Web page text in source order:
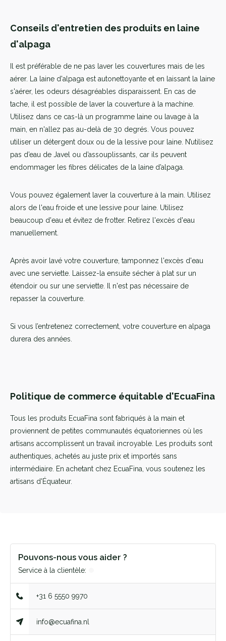
Conseils d'entretien des produits en laine
d'alpaga
Il est préférable de ne pas laver les couvertures mais de les
aérer. La laine d'alpaga est autonettoyante et en laissant la laine
s'aérer, les odeurs désagréables disparaissent. En cas de
tache, il est possible de laver la couverture à la machine.
Utilisez dans ce cas-là un programme laine ou lavage à la
main, en n'allez pas au-delà de 30 degrés. Vous pouvez
utiliser un détergent doux ou de la lessive pour laine. N’utilisez
pas d’eau de Javel ou d’assouplissants, car ils peuvent
endommager les fibres délicates de la laine d’alpaga.
Vous pouvez également laver la couverture à la main. Utilisez
alors de l'eau froide et une lessive pour laine. Utilisez
beaucoup d'eau et évitez de frotter. Retirez l'excès d'eau
manuellement.
Après avoir lavé votre couverture, tamponnez l'excès d'eau
avec une serviette. Laissez-la ensuite sécher à plat sur un
étendoir ou sur une serviette. Il n'est pas nécessaire de
repasser la couverture.
Si vous l’entretenez correctement, votre couverture en alpaga
durera des années.
Politique de commerce équitable d'EcuaFina
Tous les produits EcuaFina sont fabriqués à la main et
proviennent de petites communautés équatoriennes où les
artisans accomplissent un travail incroyable. Les produits sont
authentiques, achetés au juste prix et importés sans
intermédiaire. En achetant chez EcuaFina, vous soutenez les
artisans d'Équateur.
Pouvons-nous vous aider ?
Service à la clientèle:
+31 6 5550 9970
info@ecuafina.nl